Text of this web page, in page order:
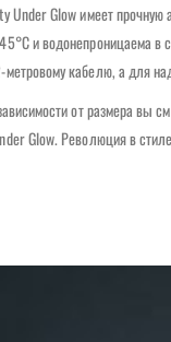
Under Glow имеет
и водонепроницаема
метровому кабелю, а для
от размера
Glow. Революция в